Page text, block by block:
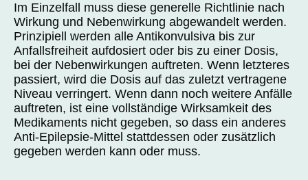
Im Einzelfall muss diese generelle Richtlinie nach
Wirkung und Nebenwirkung abgewandelt werden.
Prinzipiell werden alle Antikonvulsiva bis zur
Anfallsfreiheit aufdosiert oder bis zu einer Dosis,
bei der Nebenwirkungen auftreten. Wenn letzteres
passiert, wird die Dosis auf das zuletzt vertragene
Niveau verringert. Wenn dann noch weitere Anfälle
auftreten, ist eine vollständige Wirksamkeit des
Medikaments nicht gegeben, so dass ein anderes
Anti-Epilepsie-Mittel stattdessen oder zusätzlich
gegeben werden kann oder muss.